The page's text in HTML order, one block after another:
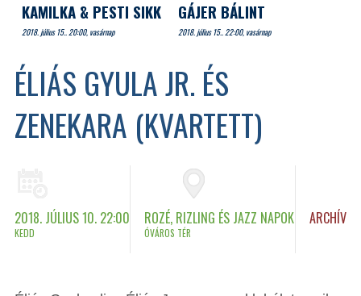
ÉLIÁS GYULA JR. ÉS
ZENEKARA (KVARTETT)
2018. JÚLIUS 10. 22:00
KEDD
ROZÉ, RIZLING ÉS JAZZ NAPOK
ÓVÁROS TÉR
ARCHÍV
KAMILKA & PESTI SIKK
2018. július 15.. 20:00, vasárnap
GÁJER BÁLINT
2018. július 15.. 22:00, vasárnap